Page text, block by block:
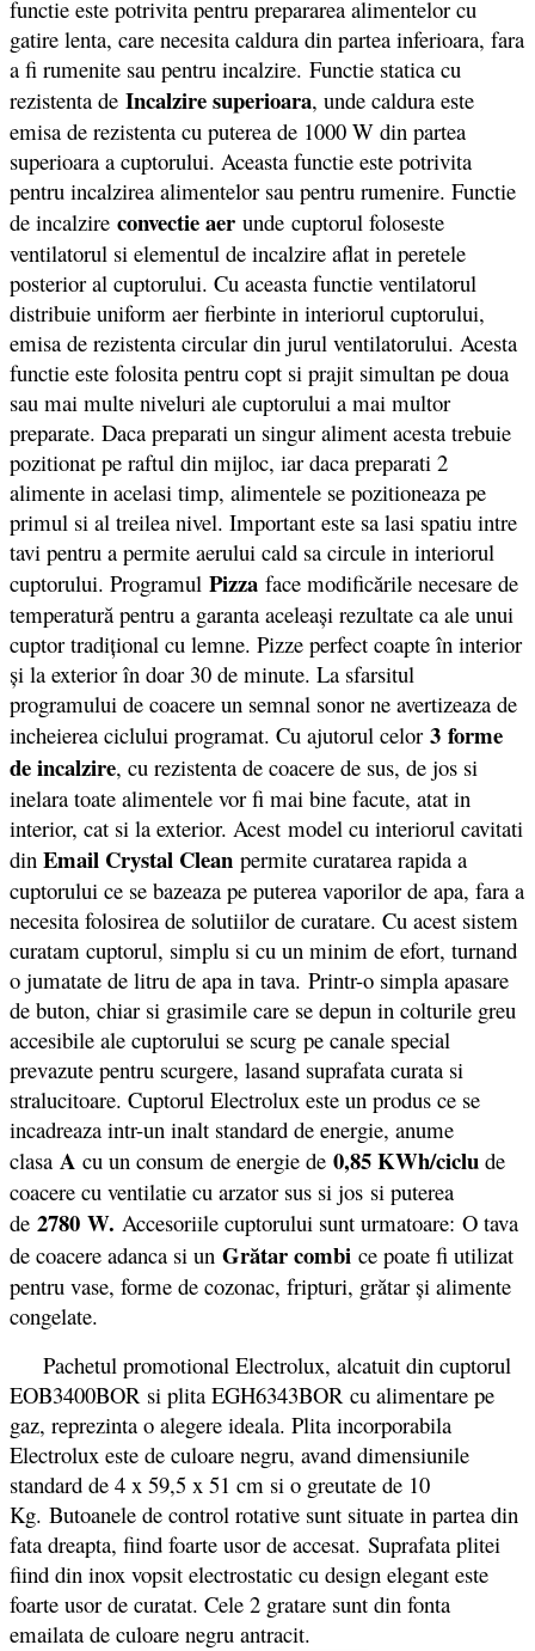
functie este potrivita pentru prepararea alimentelor cu
gatire lenta, care necesita caldura din partea inferioara, fara
a fi rumenite sau pentru incalzire. Functie statica cu
rezistenta de Incalzire superioara, unde caldura este
emisa de rezistenta cu puterea de 1000 W din partea
superioara a cuptorului. Aceasta functie este potrivita
pentru incalzirea alimentelor sau pentru rumenire. Functie
de incalzire convectie aer unde cuptorul foloseste
ventilatorul si elementul de incalzire aflat in peretele
posterior al cuptorului. Cu aceasta functie ventilatorul
distribuie uniform aer fierbinte in interiorul cuptorului,
emisa de rezistenta circular din jurul ventilatorului. Acesta
functie este folosita pentru copt si prajit simultan pe doua
sau mai multe niveluri ale cuptorului a mai multor
preparate. Daca preparati un singur aliment acesta trebuie
pozitionat pe raftul din mijloc, iar daca preparati 2
alimente in acelasi timp, alimentele se pozitioneaza pe
primul si al treilea nivel. Important este sa lasi spatiu intre
tavi pentru a permite aerului cald sa circule in interiorul
cuptorului. Programul Pizza face modificările necesare de
temperatură pentru a garanta aceleaşi rezultate ca ale unui
cuptor tradiţional cu lemne. Pizze perfect coapte în interior
şi la exterior în doar 30 de minute. La sfarsitul
programului de coacere un semnal sonor ne avertizeaza de
incheierea ciclului programat. Cu ajutorul celor 3 forme
de incalzire, cu rezistenta de coacere de sus, de jos si
inelara toate alimentele vor fi mai bine facute, atat in
interior, cat si la exterior. Acest model cu interiorul cavitati
din Email Crystal Clean permite curatarea rapida a
cuptorului ce se bazeaza pe puterea vaporilor de apa, fara a
necesita folosirea de solutiilor de curatare. Cu acest sistem
curatam cuptorul, simplu si cu un minim de efort, turnand
o jumatate de litru de apa in tava. Printr-o simpla apasare
de buton, chiar si grasimile care se depun in colturile greu
accesibile ale cuptorului se scurg pe canale special
prevazute pentru scurgere, lasand suprafata curata si
stralucitoare. Cuptorul Electrolux este un produs ce se
incadreaza intr-un inalt standard de energie, anume
clasa A cu un consum de energie de 0,85 KWh/ciclu de
coacere cu ventilatie cu arzator sus si jos si puterea
de 2780 W. Accesoriile cuptorului sunt urmatoare: O tava
de coacere adanca si un Grătar combi ce poate fi utilizat
pentru vase, forme de cozonac, fripturi, grătar și alimente
congelate.
Pachetul promotional Electrolux, alcatuit din cuptorul
EOB3400BOR si plita EGH6343BOR cu alimentare pe
gaz, reprezinta o alegere ideala. Plita incorporabila
Electrolux este de culoare negru, avand dimensiunile
standard de 4 x 59,5 x 51 cm si o greutate de 10
Kg. Butoanele de control rotative sunt situate in partea din
fata dreapta, fiind foarte usor de accesat. Suprafata plitei
fiind din inox vopsit electrostatic cu design elegant este
foarte usor de curatat. Cele 2 gratare sunt din fonta
emailata de culoare negru antracit.